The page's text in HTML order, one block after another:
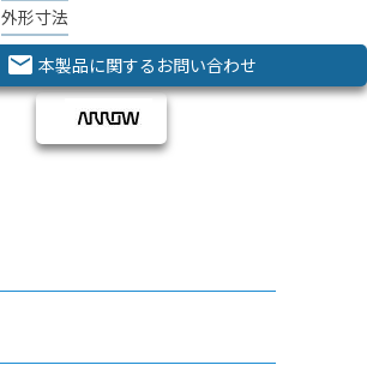
外形寸法
email 本製品に関するお問い合わせ